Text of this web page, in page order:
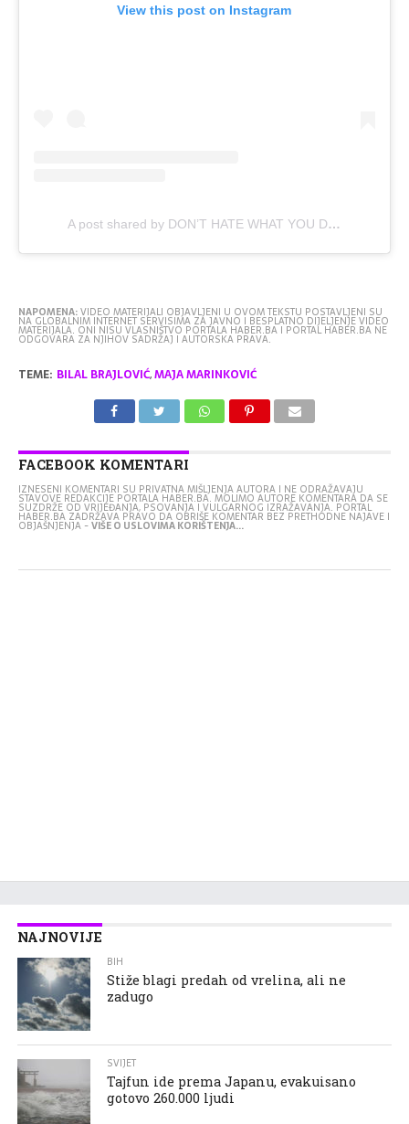
View this post on Instagram
A post shared by DON’T HATE WHAT YOU DON'T UNDERSTAND
NAPOMENA:VIDEO MATERIJALI OBJAVLJENI U OVOM TEKSTU POSTAVLJENI SU
NA GLOBALNIM INTERNET SERVISIMA ZA JAVNO I BESPLATNO DIJELJENJE VIDEO
MATERIJALA. ONI NISU VLASNIŠTVO PORTALA HABER.BA I PORTAL HABER.BA NE
ODGOVARA ZA NJIHOV SADRŽAJ I AUTORSKA PRAVA.
TEME: BILAL BRAJLOVIĆ,MAJA MARINKOVIĆ
FACEBOOK KOMENTARI
IZNESENI KOMENTARI SU PRIVATNA MIŠLJENJA AUTORA I NE ODRAŽAVAJU
STAVOVE REDAKCIJE PORTALA HABER.BA. MOLIMO AUTORE KOMENTARA DA SE
SUZDRŽE OD VRIJEĐANJA, PSOVANJA I VULGARNOG IZRAŽAVANJA. PORTAL
HABER.BA ZADRŽAVA PRAVO DA OBRIŠE KOMENTAR BEZ PRETHODNE NAJAVE I
OBJAŠNJENJA -VIŠE O USLOVIMA KORIŠTENJA...
NAJNOVIJE
BIH
Stiže blagi predah od vrelina, ali ne
zadugo
SVIJET
Tajfun ide prema Japanu, evakuisano
gotovo 260.000 ljudi